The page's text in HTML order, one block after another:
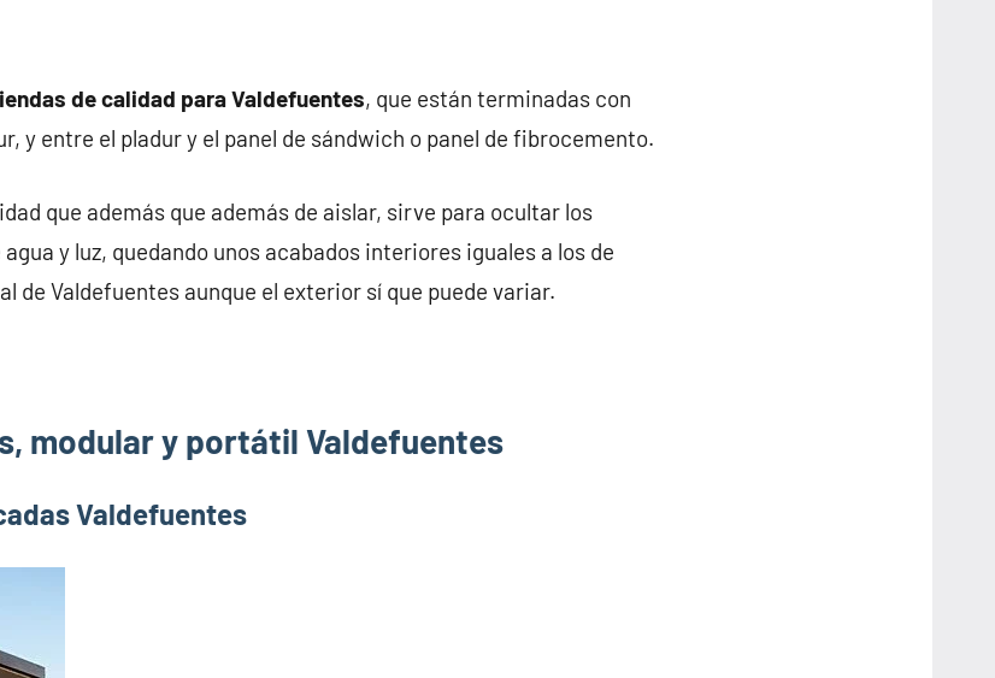
de calidad para Valdefuentes, que están terminadas con
y entre el pladur y el panel de sándwich o panel de fibrocemento.
que además que además de aislar, sirve para ocultar los
y luz, quedando unos acabados interiores iguales a los de
de Valdefuentes aunque el exterior sí que puede variar.
modular y portátil Valdefuentes
Valdefuentes